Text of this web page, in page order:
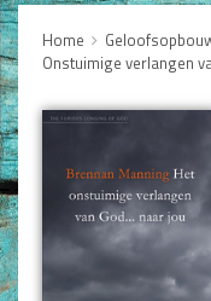
Huwelijk en Gezin
Huwelijk
Opvoeding
Alle producten
Man / Vrouw
Man
Vrouw
Alle producten
Home
Onstuimige verlangen